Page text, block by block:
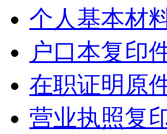
个人基本材
户口本复印
在职证明原
营业执照复